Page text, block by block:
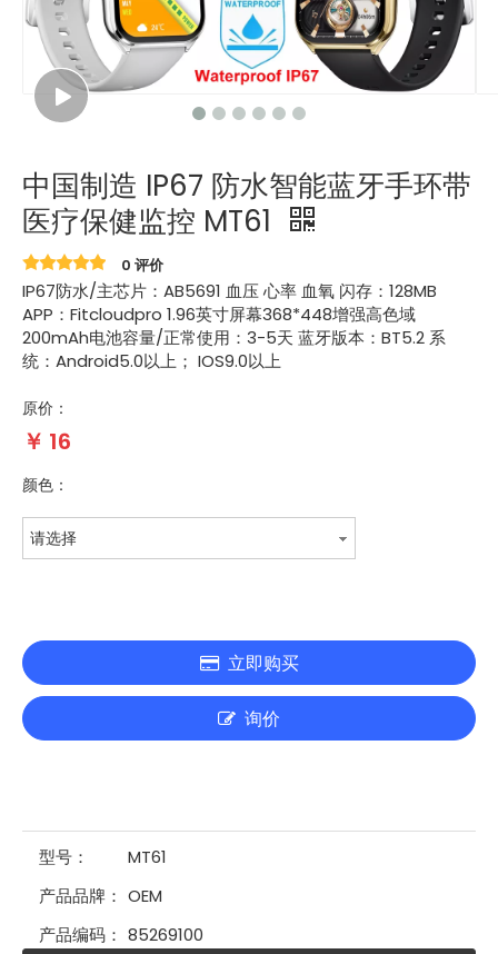
中国制造 IP67 防水智能蓝牙手环带
医疗保健监控 MT61
0 评价
IP67防水/主芯片：AB5691 血压 心率 血氧 闪存：128MB
APP：Fitcloudpro 1.96英寸屏幕368*448增强高色域
200mAh电池容量/正常使用：3-5天 蓝牙版本：BT5.2 系
统：Android5.0以上； IOS9.0以上
原价：
￥ 16
颜色：
请选择
立即购买
询价
型号：
MT61
产品品牌： OEM
产品编码： 85269100